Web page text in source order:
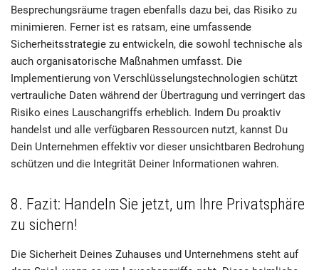
Besprechungsräume tragen ebenfalls dazu bei, das Risiko zu
minimieren. Ferner ist es ratsam, eine umfassende
Sicherheitsstrategie zu entwickeln, die sowohl technische als
auch organisatorische Maßnahmen umfasst. Die
Implementierung von Verschlüsselungstechnologien schützt
vertrauliche Daten während der Übertragung und verringert das
Risiko eines Lauschangriffs erheblich. Indem Du proaktiv
handelst und alle verfügbaren Ressourcen nutzt, kannst Du
Dein Unternehmen effektiv vor dieser unsichtbaren Bedrohung
schützen und die Integrität Deiner Informationen wahren.
8. Fazit: Handeln Sie jetzt, um Ihre Privatsphäre
zu sichern!
Die Sicherheit Deines Zuhauses und Unternehmens steht auf